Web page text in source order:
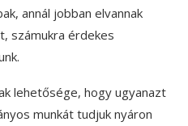
annál jobban elvannak
számukra érdekes
lehetősége, hogy ugyanazt
munkát tudjuk nyáron